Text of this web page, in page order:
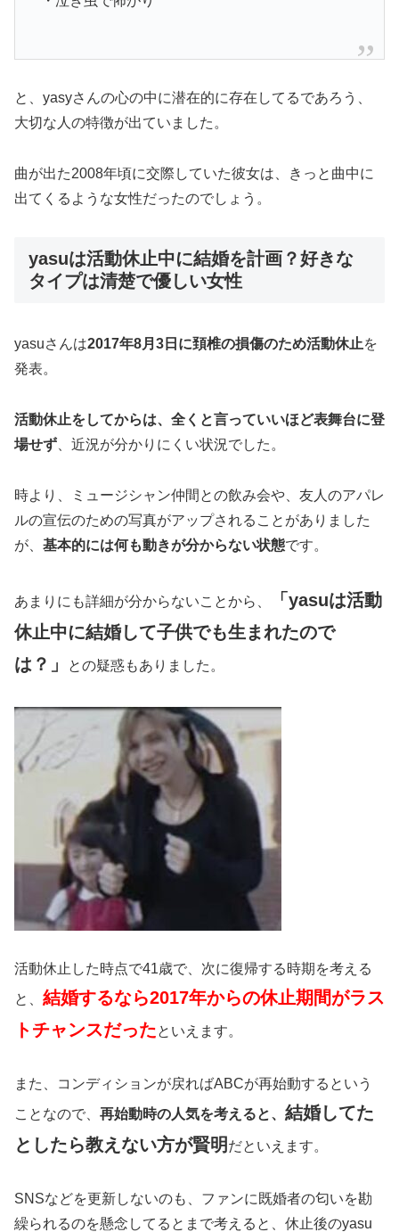
と、yasyさんの心の中に潜在的に存在してるであろう、
大切な人の特徴が出ていました。
曲が出た2008年頃に交際していた彼女は、きっと曲中に
出てくるような女性だったのでしょう。
yasuは活動休止中に結婚を計画？好きな
タイプは清楚で優しい女性
yasuさんは2017年8月3日に頚椎の損傷のため活動休止を
発表。
活動休止をしてからは、全くと言っていいほど表舞台に登
場せず 、近況が分かりにくい状況でした。
時より、ミュージシャン仲間との飲み会や、友人のアパレ
ルの宣伝のための写真がアップされることがありました
が、 基本的には何も動きが分からない状態です。
あまりにも詳細が分からないことから、
「yasuは活動
休止中に結婚して子供でも生まれたので
は？」
との疑惑もありました。
活動休止した時点で41歳で、次に復帰する時期を考える
と、 結婚するなら2017年からの休止期間がラス
トチャンスだったといえます。
また、コンディションが戻ればABCが再始動するという
ことなので、 再始動時の人気を考えると、 結婚してた
としたら教えない方が賢明 だといえます。
SNSなどを更新しないのも、ファンに既婚者の匂いを勘
繰られるのを懸念してるとまで考えると、休止後のyasu